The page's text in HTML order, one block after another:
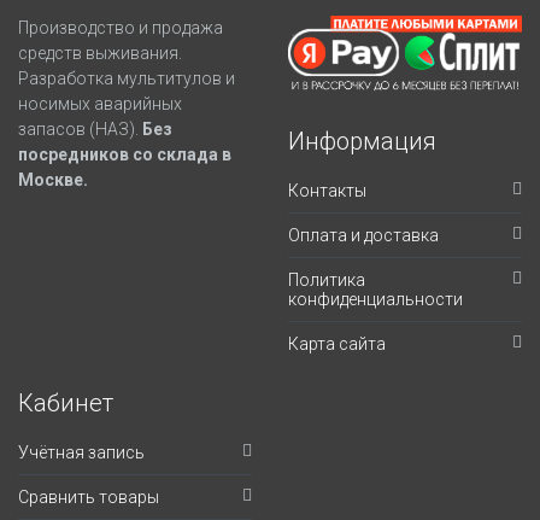
Производство и продажа
средств выживания.
Разработка мультитулов и
носимых аварийных
запасов (НАЗ).
Без
посредников со склада в
Москве.
Информация
Контакты
Оплата и доставка
Политика
конфиденциальности
Карта сайта
Кабинет
Учётная запись
Сравнить товары